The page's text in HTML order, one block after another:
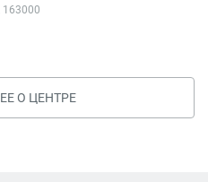
163000
О ЦЕНТРЕ